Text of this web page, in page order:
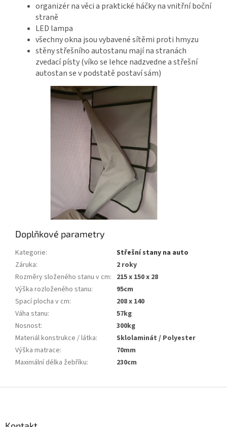
organizér na věci a praktické háčky na vnitřní boční
straně
LED lampa
všechny okna jsou vybavené sítěmi proti hmyzu
stěny střešního autostanu mají na stranách
zvedací písty (víko se lehce nadzvedne a střešní
autostan se v podstatě postaví sám)
Doplňkové parametry
Kategorie:
Střešní stany na auto
Záruka:
2 roky
Rozměry složeného stanu v cm: 215 x 150 x 28
Výška rozloženého stanu:
95cm
Spací plocha v cm:
208 x 140
Váha stanu:
57kg
Nosnost:
300kg
Materiál konstrukce / látka:
Sklolaminát / Polyester
Výška matrace:
70mm
Maximální délka žebříku: 230cm